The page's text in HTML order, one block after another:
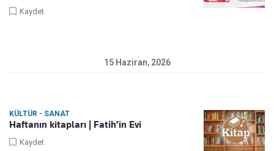
Kaydet
15 Haziran, 2026
KÜLTÜR - SANAT
Haftanın kitapları | Fatih’in Evi
Kaydet